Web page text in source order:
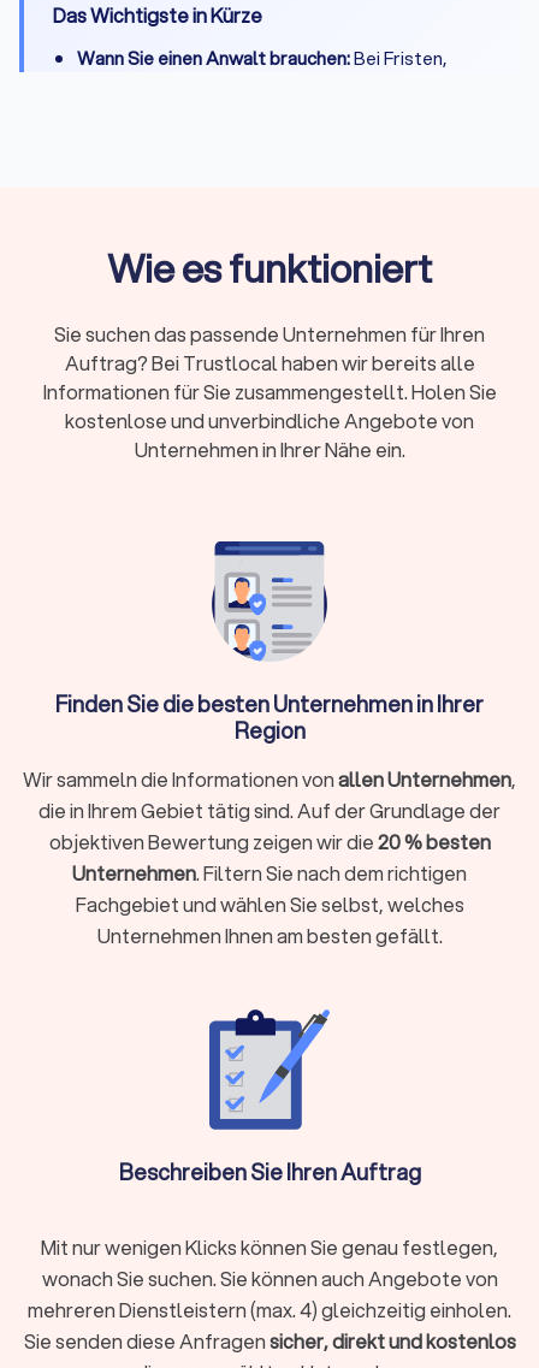
Das Wichtigste in Kürze
Wann Sie einen Anwalt brauchen:Bei Fristen,
Fachanwalt:
24 Spezialisierungen in Deutschland,
nachgewiesene Expertise durch Fortbildungen
Euro) oder Pauschalpreise je nach Fall
Rechtsschutz:Prüfen Sie Versicherungsschutz
oder Prozesskostenhilfe bei geringem
Einkommen
Wann brauche ich überhaupt einen
Sie müssen nicht bei jedem rechtlichen Anliegen sofort einen
Anwalt einschalten. Bei kleineren Fragen hilft oftmals die
Erstberatung bei einer Verbraucherzentrale oder eine
gezielte Online-Recherche. Ein Rechtsanwalt unterstützt Sie
ganz gezielt, wenn:
einer Kündigungsschutzklage innerhalb von drei Wochen)
Ihr Fall rechtlich komplex ist und spezielles Fachwissen
erfordert
Sie eine gerichtliche Vertretung brauchen oder eine Klage
ansteht
Sie einen Vertrag prüfen oder aufsetzen möchten (etwa
Ihr Anliegen mit hohen finanziellen oder persönlichen
Risiken verbunden ist
Sie Ihre Rechte gegenüber Behörden, Arbeitgebern oder
anderen Parteien aktiv durchsetzen wollen
Holen Sie rechtzeitig juristischen Rat ein, damit Sie Fehler
vermeiden und Ihre Position stärken.
Welche Aufgaben übernehmen
Rechtsanwälte?
Rechtsanwälte sind weit mehr als Verteidiger vor Gericht. Sie
begleiten Sie in vielen Lebenssituationen und übernehmen
unterschiedliche Aufgaben:
Wie es funktioniert
Sie suchen das passende Unternehmen für Ihren
Auftrag? Bei Trustlocal haben wir bereits alle
Informationen für Sie zusammengestellt. Holen Sie
kostenlose und unverbindliche Angebote von
Unternehmen in Ihrer Nähe ein.
Finden Sie die besten Unternehmen in Ihrer
Region
Wir sammeln die Informationen vonallen Unternehmen,
die in Ihrem Gebiet tätig sind. Auf der Grundlage der
objektiven Bewertung zeigen wir die20 % besten
Unternehmen. Filtern Sie nach dem richtigen
Fachgebiet und wählen Sie selbst, welches
Unternehmen Ihnen am besten gefällt.
Beschreiben Sie Ihren Auftrag
Mit nur wenigen Klicks können Sie genau festlegen,
wonach Sie suchen. Sie können auch Angebote von
mehreren Dienstleistern (max. 4) gleichzeitig einholen.
Sie senden diese Anfragensicher, direkt und kostenlos